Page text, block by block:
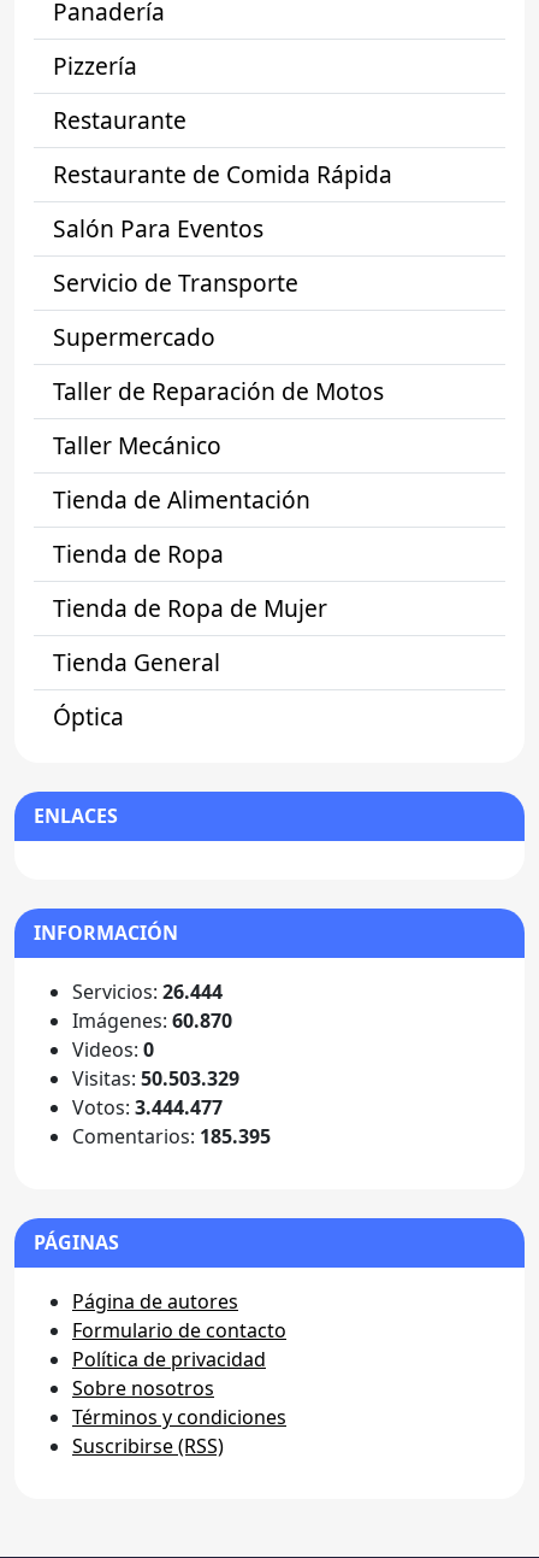
Panadería
Pizzería
Restaurante
Restaurante de Comida Rápida
Salón Para Eventos
Servicio de Transporte
Supermercado
Taller de Reparación de Motos
Taller Mecánico
Tienda de Alimentación
Tienda de Ropa
Tienda de Ropa de Mujer
Tienda General
Óptica
ENLACES
INFORMACIÓN
Servicios: 26.444
Imágenes: 60.870
Videos: 0
Visitas: 50.503.329
Votos: 3.444.477
Comentarios: 185.395
PÁGINAS
Página de autores
Formulario de contacto
Política de privacidad
Sobre nosotros
Términos y condiciones
Suscribirse (RSS)